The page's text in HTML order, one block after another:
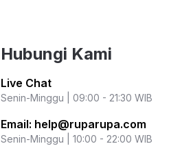
Hubungi Kami
Live Chat
Senin-Minggu | 09:00 - 21:30 WIB
Email: help@ruparupa.com
Senin-Minggu | 10:00 - 22:00 WIB